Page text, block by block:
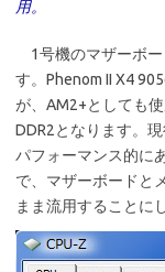
用。
1号機のマザーボー
す。Phenom II X4
が、AM2+としても
DDR2となります。
パフォーマンス的に
で、マザーボードと
まま流用することに